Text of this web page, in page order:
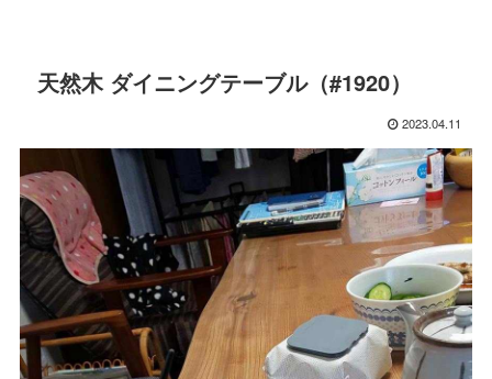
天然木 ダイニングテーブル（#1920）
2023.04.11